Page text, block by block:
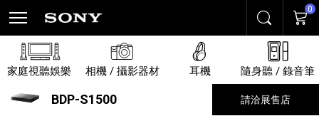
搜尋 購物
0
家庭視聽娛樂 相機 / 攝影器材 耳機 隨身聽 / 錄音筆
BDP-S1500 請洽展售店